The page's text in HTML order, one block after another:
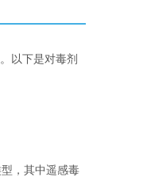
以下是对毒剂
，其中遥感毒